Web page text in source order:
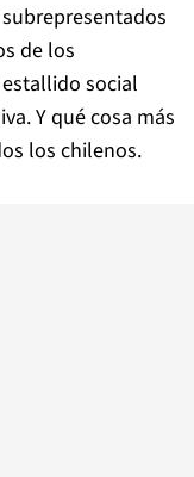
de los
social
Y qué cosa más
los chilenos.